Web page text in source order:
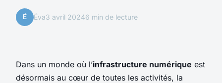
É Éva3 avril 20246 min de lecture
Dans un monde où l’infrastructure numérique est
désormais au cœur de toutes les activités, la